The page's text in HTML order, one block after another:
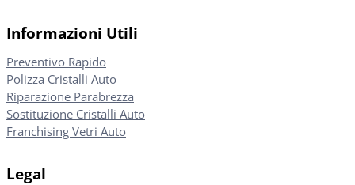
Informazioni Utili
Preventivo Rapido
Polizza Cristalli Auto
Riparazione Parabrezza
Sostituzione Cristalli Auto
Franchising Vetri Auto
Legal